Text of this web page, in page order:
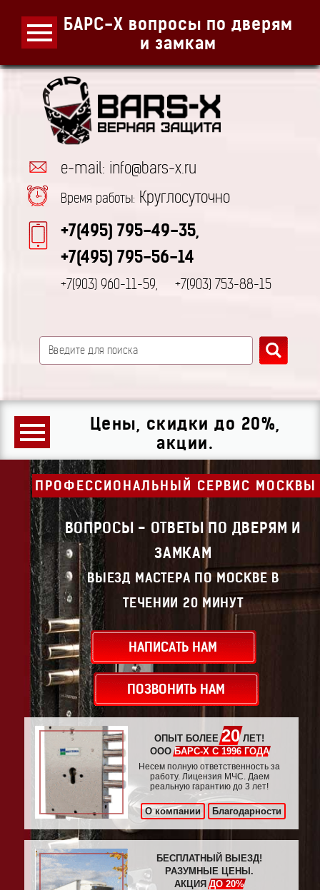
БАРС-Х вопросы по дверям
и замкам
e-mail: info@bars-x.ru
Время работы: Круглосуточно
+7(495) 795-49-35,
+7(495) 795-56-14
+7(903) 960-11-59, +7(903) 753-88-15
Цены, скидки до 20%,
акции.
ПРОФЕССИОНАЛЬНЫЙ СЕРВИС МОСКВЫ
ВОПРОСЫ - ОТВЕТЫ ПО ДВЕРЯМ И
ЗАМКАМ
ВЫЕЗД МАСТЕРА ПО МОСКВЕ В
ТЕЧЕНИИ 20 МИНУТ
НАПИСАТЬ НАМ
ПОЗВОНИТЬ НАМ
ОПЫТ БОЛЕЕ20ЛЕТ!
ОООБАРС-Х С 1996 ГОДА
Несем полную ответственность за
работу. Лицензия МЧС. Даем
реальную гарантию до 3 лет!
О компании Благодарности
БЕСПЛАТНЫЙ ВЫЕЗД!
РАЗУМНЫЕ ЦЕНЫ.
АКЦИЯДО 20%